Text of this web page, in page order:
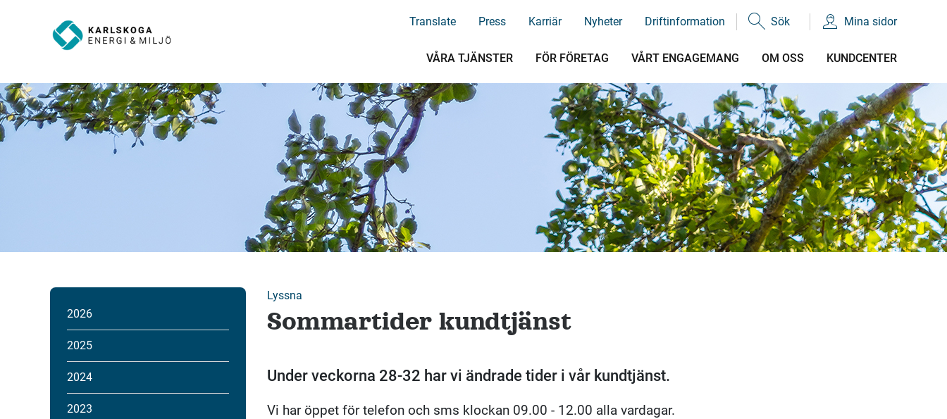
Translate Press Karriär Nyheter Driftinformation Sök Mina sidor
VÅRA TJÄNSTER FÖR FÖRETAG VÅRT ENGAGEMANG OM OSS KUNDCENTER
2026
2025
2024
2023
Lyssna
Sommartider kundtjänst
Under veckorna 28-32 har vi ändrade tider i vår kundtjänst.
Vi har öppet för telefon och sms klockan 09.00 - 12.00 alla vardagar.